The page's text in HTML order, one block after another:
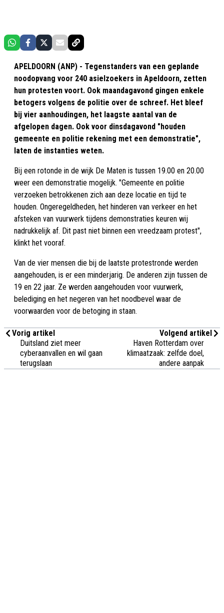
APELDOORN (ANP) - Tegenstanders van een geplande
noodopvang voor 240 asielzoekers in Apeldoorn, zetten
hun protesten voort. Ook maandagavond gingen enkele
betogers volgens de politie over de schreef. Het bleef
bij vier aanhoudingen, het laagste aantal van de
afgelopen dagen. Ook voor dinsdagavond "houden
gemeente en politie rekening met een demonstratie",
laten de instanties weten.
Bij een rotonde in de wijk De Maten is tussen 19.00 en 20.00
weer een demonstratie mogelijk. "Gemeente en politie
verzoeken betrokkenen zich aan deze locatie en tijd te
houden. Ongeregeldheden, het hinderen van verkeer en het
afsteken van vuurwerk tijdens demonstraties keuren wij
nadrukkelijk af. Dit past niet binnen een vreedzaam protest",
klinkt het vooraf.
Van de vier mensen die bij de laatste protestronde werden
aangehouden, is er een minderjarig. De anderen zijn tussen de
19 en 22 jaar. Ze werden aangehouden voor vuurwerk,
belediging en het negeren van het noodbevel waar de
voorwaarden voor de betoging in staan.
Vorig artikel
Duitsland ziet meer
cyberaanvallen en wil gaan
terugslaan
Volgend artikel
Haven Rotterdam over
klimaatzaak: zelfde doel,
andere aanpak